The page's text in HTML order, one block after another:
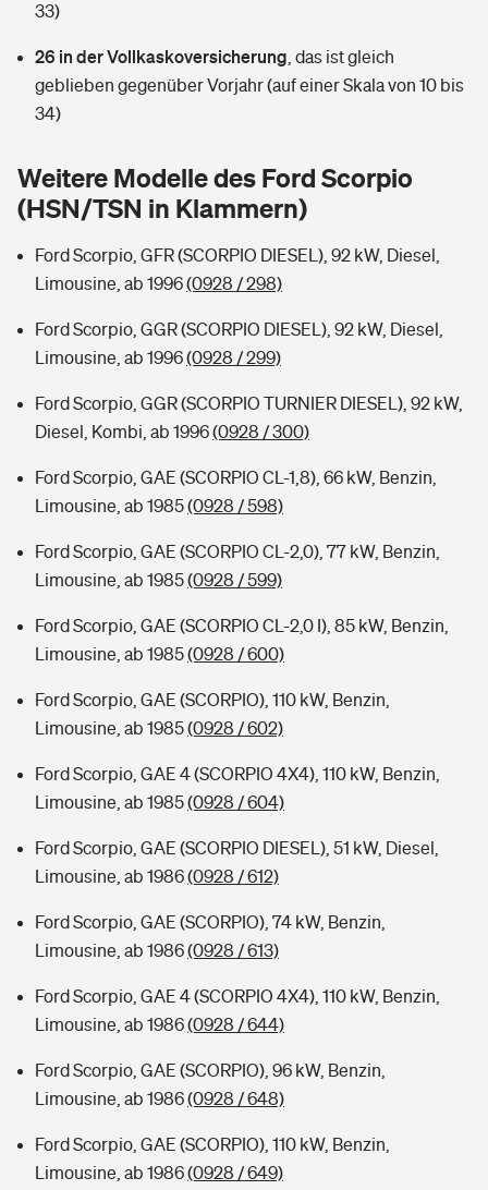
Hochwasser-Check: Wie gefährdet ist Ihr Haus?
Wer versichert was: Jetzt Versicherer finden
Sie haben Fragen?
Handyversicherung
Private Cyberversicherung
Musikinstrumentenversicherung
Zur Übersicht
Typklassen: So ist Ihr Auto eingestuft
Sie haben Fragen?
Wer versichert was: Jetzt Versicherer finden
Sie haben Fragen?
Rentenrechner: Wie viel Geld bekomme ich im Alter?
33)
26 in der Vollkaskoversicherung das ist gleich
geblieben gegenüber Vorjahr (auf einer Skala von 10 bis
34)
Weitere Modelle des Ford Scorpio
(HSN/TSN in Klammern)
Ford Scorpio, GFR (SCORPIO DIESEL), 92 kW, Diesel,
Limousine, ab 1996(0928 / 298)
Ford Scorpio, GGR (SCORPIO DIESEL), 92 kW, Diesel,
Limousine, ab 1996(0928 / 299)
Ford Scorpio, GGR (SCORPIO TURNIER DIESEL), 92 kW,
Diesel, Kombi, ab 1996(0928 / 300)
Ford Scorpio, GAE (SCORPIO CL-1,8), 66 kW, Benzin,
Limousine, ab 1985(0928 / 598)
Ford Scorpio, GAE (SCORPIO CL-2,0), 77 kW, Benzin,
Limousine, ab 1985(0928 / 599)
Ford Scorpio, GAE (SCORPIO CL-2,0 I), 85 kW, Benzin,
Limousine, ab 1985(0928 / 600)
Ford Scorpio, GAE (SCORPIO), 110 kW, Benzin,
Limousine, ab 1985(0928 / 602)
Ford Scorpio, GAE 4 (SCORPIO 4X4), 110 kW, Benzin,
Limousine, ab 1985(0928 / 604)
Ford Scorpio, GAE (SCORPIO DIESEL), 51 kW, Diesel,
Limousine, ab 1986(0928 / 612)
Ford Scorpio, GAE (SCORPIO), 74 kW, Benzin,
Limousine, ab 1986(0928 / 613)
Ford Scorpio, GAE 4 (SCORPIO 4X4), 110 kW, Benzin,
Limousine, ab 1986(0928 / 644)
Ford Scorpio, GAE (SCORPIO), 96 kW, Benzin,
Limousine, ab 1986(0928 / 648)
Ford Scorpio, GAE (SCORPIO), 110 kW, Benzin,
Limousine, ab 1986(0928 / 649)